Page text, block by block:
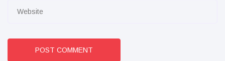
POST COMMENT